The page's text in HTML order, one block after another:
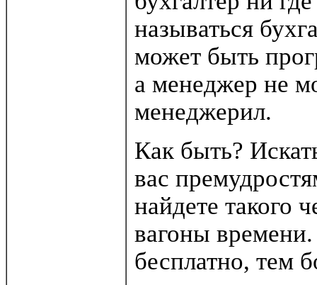
называться
может быть
а менеджер не
менеджерил.
Как быть?
вас
найдете такого
вагоны
бесплатно, тем